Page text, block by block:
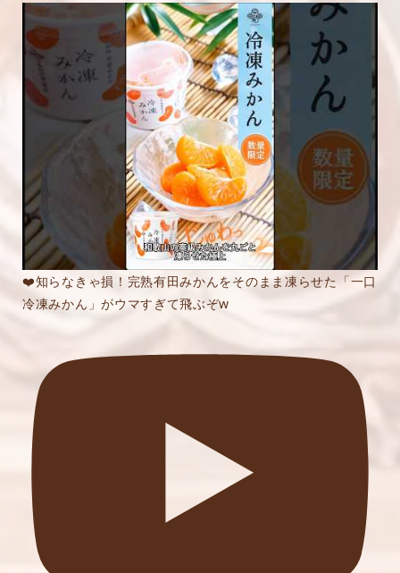
❤️知らなきゃ損！完熟有田みかんをそのまま凍らせた「一口
冷凍みかん」がウマすぎて飛ぶぞw